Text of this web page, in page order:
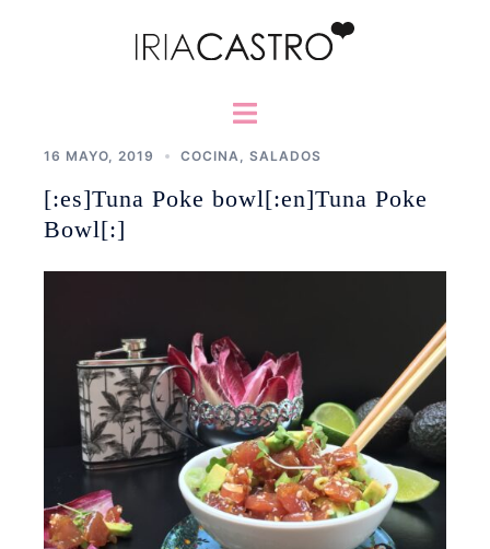
Alternar
16 MAYO, 2019 COCINA SALADOS
[:es]Tuna Poke bowl[:en]Tuna Poke
Bowl[:]